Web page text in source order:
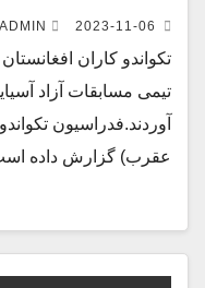
2023-11-06
ADMIN
تیمی مسابقات آزاد
عقرب) گزارش داده